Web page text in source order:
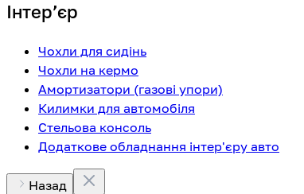
Інтерʼєр
Чохли для сидінь
Чохли на кермо
Амортизатори (газові упори)
Килимки для автомобіля
Стельова консоль
Додаткове обладнання інтер'єру авто
Назад